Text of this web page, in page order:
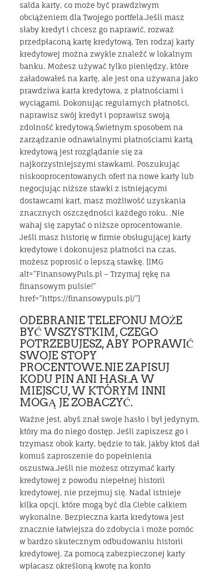
salda karty, co może być prawdziwym
obciążeniem dla Twojego portfela.Jeśli masz
słaby kredyt i chcesz go naprawić, rozważ
przedpłaconą kartę kredytową. Ten rodzaj karty
kredytowej można zwykle znaleźć w lokalnym
banku. Możesz używać tylko pieniędzy, które
załadowałeś na kartę, ale jest ona używana jako
prawdziwa karta kredytowa, z płatnościami i
wyciągami. Dokonując regularnych płatności,
naprawisz swój kredyt i poprawisz swoją
zdolność kredytową.Świetnym sposobem na
zarządzanie odnawialnymi płatnościami kartą
kredytową jest rozglądanie się za
najkorzystniejszymi stawkami. Poszukując
niskooprocentowanych ofert na nowe karty lub
negocjując niższe stawki z istniejącymi
dostawcami kart, masz możliwość uzyskania
znacznych oszczędności każdego roku. .Nie
wahaj się zapytać o niższe oprocentowanie.
Jeśli masz historię w firmie obsługującej karty
kredytowe i dokonujesz płatności na czas,
możesz poprosić o lepszą stawkę. [IMG
alt=”FinansowyPuls.pl – Trzymaj rękę na
finansowym pulsie!”
href=”https://finansowypuls.pl/”]
ODEBRANIE TELEFONU MOŻE
BYĆ WSZYSTKIM, CZEGO
POTRZEBUJESZ, ABY POPRAWIĆ
SWOJE STOPY
PROCENTOWE.NIE ZAPISUJ
KODU PIN ANI HASŁA W
MIEJSCU, W KTÓRYM INNI
MOGĄ JE ZOBACZYĆ.
Ważne jest, abyś znał swoje hasło i był jedynym,
który ma do niego dostęp. Jeśli zapiszesz go i
trzymasz obok karty, będzie to tak, jakby ktoś dał
komuś zaproszenie do popełnienia
oszustwa.Jeśli nie możesz otrzymać karty
kredytowej z powodu niepełnej historii
kredytowej, nie przejmuj się. Nadal istnieje
kilka opcji, które mogą być dla Ciebie całkiem
wykonalne. Bezpieczna karta kredytowa jest
znacznie łatwiejsza do zdobycia i może pomóc
w bardzo skutecznym odbudowaniu historii
kredytowej. Za pomocą zabezpieczonej karty
wpłacasz określoną kwotę na konto